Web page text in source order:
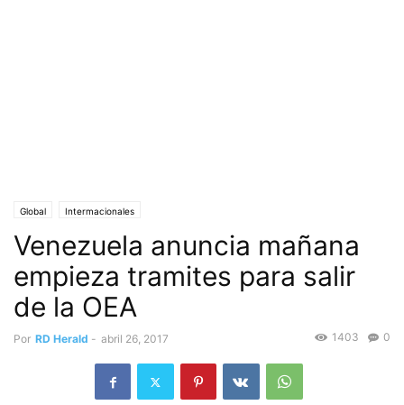
Global Intermacionales
Venezuela anuncia mañana
empieza tramites para salir
de la OEA
Por RD Herald - abril 26, 2017 0
1403